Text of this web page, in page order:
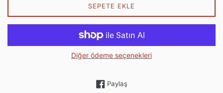
SEPETE EKLE
Diğer ödeme seçenekleri
PaylaşFacebook'ta paylaş